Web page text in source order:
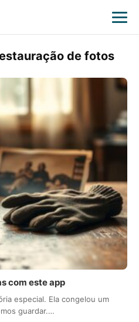
de fotos
com este app
especial. Ela congelou um
guardar.…